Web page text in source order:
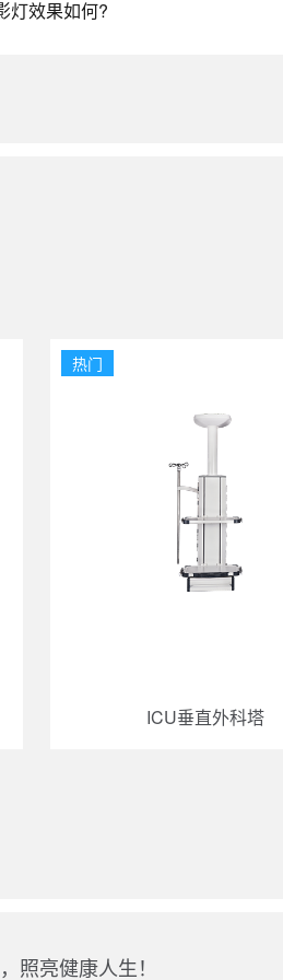
灯效果如何?
热门
ICU垂直外科塔
亮健康人生！